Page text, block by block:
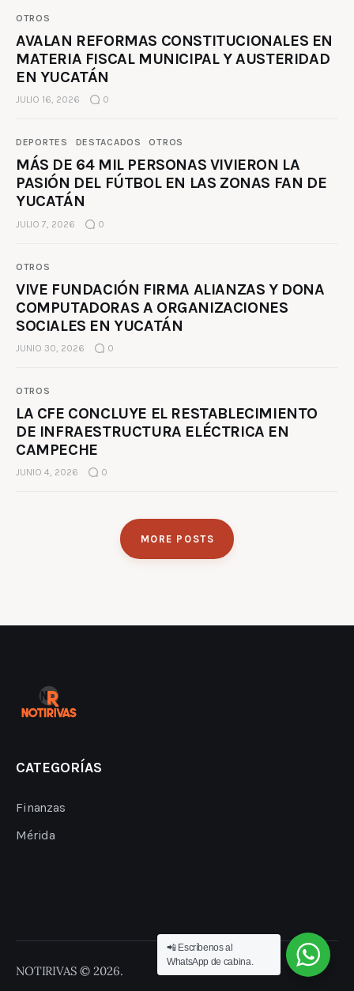
OTROS
AVALAN REFORMAS CONSTITUCIONALES EN
MATERIA FISCAL MUNICIPAL Y AUSTERIDAD
EN YUCATÁN
JULIO 16, 2026 0
DEPORTES DESTACADOS OTROS
MÁS DE 64 MIL PERSONAS VIVIERON LA
PASIÓN DEL FÚTBOL EN LAS ZONAS FAN DE
YUCATÁN
JULIO 7, 2026 0
OTROS
VIVE FUNDACIÓN FIRMA ALIANZAS Y DONA
COMPUTADORAS A ORGANIZACIONES
SOCIALES EN YUCATÁN
JUNIO 30, 2026 0
OTROS
LA CFE CONCLUYE EL RESTABLECIMIENTO
DE INFRAESTRUCTURA ELÉCTRICA EN
CAMPECHE
JUNIO 4, 2026 0
MORE POSTS
CATEGORÍAS
Finanzas
Mérida
NOTIRIVAS © 2026.
📲 Escríbenos al
WhatsApp de cabina.